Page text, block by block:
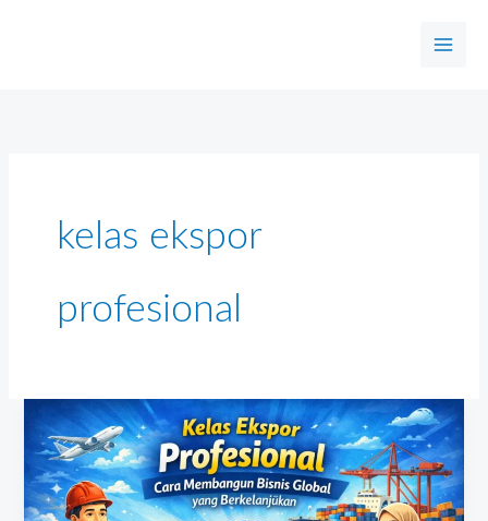
kelas ekspor
profesional
Kelas
Ekspor
Profesional:
Cara